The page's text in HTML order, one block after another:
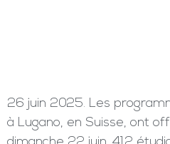
26 juin 2025. Les
à Lugano, en Suisse, ont